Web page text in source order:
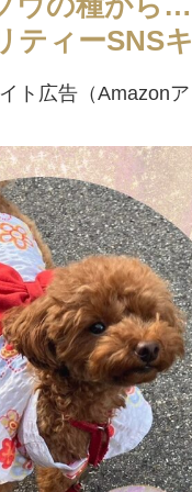
ティーSNS
ト広告（Amazon